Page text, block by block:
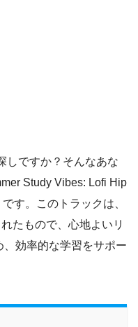
しですか？そんなあな
Study Vibes: Lofi Hip
す。このトラックは、
たもので、心地よいリ
効率的な学習をサポー